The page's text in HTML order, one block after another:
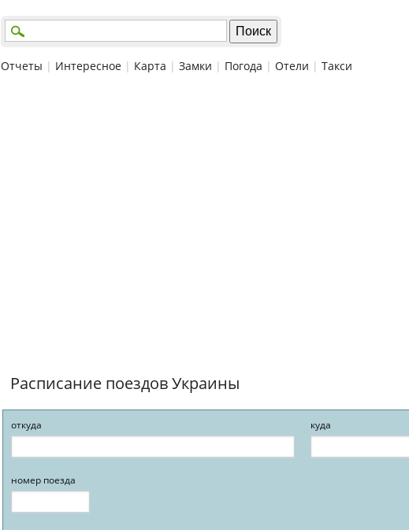
Отчеты | Интересное | Карта | Замки | Погода | Отели | Такси
Расписание поездов Украины
откуда куда
номер поезда